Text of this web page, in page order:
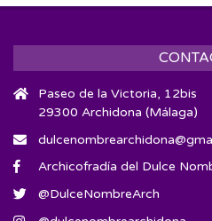
Paseo de la Victoria, 12bis
29300 Archidona (Málaga)
Archicofradía del Dulce
@DulceNombreArch